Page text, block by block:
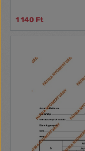
1 140 Ft